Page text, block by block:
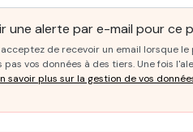
une alerte par e-mail pour ce
de recevoir un email lorsque
vos données à des tiers. Une fois
savoir plus sur la gestion de vos